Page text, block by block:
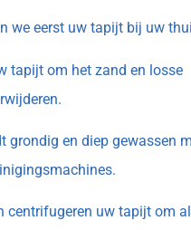
we eerst uw tapijt bij uw
tapijt om het zand en losse
grondig en diep gewassen
centrifugeren uw tapijt om